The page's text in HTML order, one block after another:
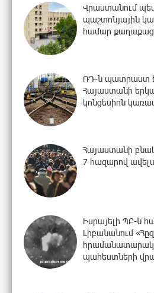
Վրաստանում
պաշտոնյային
համար
ՌԴ-ն պատրաստ է
Հայաստանի
կոնցեսիոն
Հայաստանի
7 հազարով
Իսրայելի ՊԲ-ն
Լիբանանում
պահեստների